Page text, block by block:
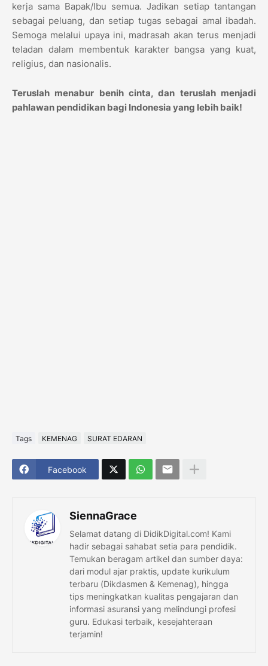
kerja sama Bapak/Ibu semua. Jadikan setiap tantangan
sebagai peluang, dan setiap tugas sebagai amal ibadah.
Semoga melalui upaya ini, madrasah akan terus menjadi
teladan dalam membentuk karakter bangsa yang kuat,
religius, dan nasionalis.
Teruslah menabur benih cinta, dan teruslah menjadi
pahlawan pendidikan bagi Indonesia yang lebih baik!
Tags KEMENAG SURAT EDARAN
Facebook
SiennaGrace
Selamat datang di DidikDigital.com! Kami
hadir sebagai sahabat setia para pendidik.
Temukan beragam artikel dan sumber daya:
dari modul ajar praktis, update kurikulum
terbaru (Dikdasmen & Kemenag), hingga
tips meningkatkan kualitas pengajaran dan
informasi asuransi yang melindungi profesi
guru. Edukasi terbaik, kesejahteraan
terjamin!